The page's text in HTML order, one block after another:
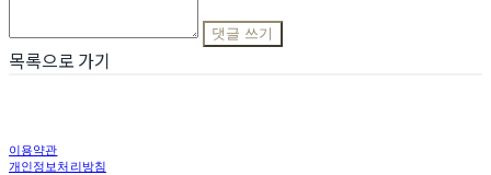
댓글 쓰기
목록으로 가기
이용약관
개인정보처리방침